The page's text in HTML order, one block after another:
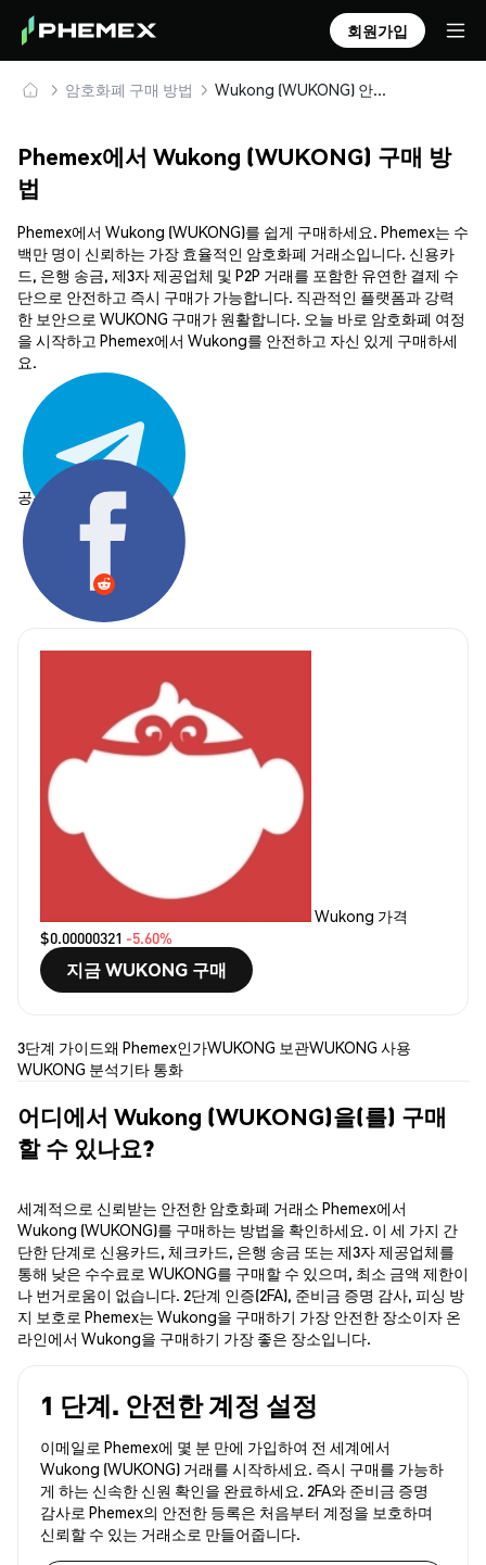
회원가입
암호화폐 구매 방법 Wukong (WUKONG) 안전하게 구매 및 보관
Phemex에서 Wukong (WUKONG) 구매 방
법
Phemex에서 Wukong (WUKONG)를 쉽게 구매하세요. Phemex는 수
백만 명이 신뢰하는 가장 효율적인 암호화폐 거래소입니다. 신용카
드, 은행 송금, 제3자 제공업체 및 P2P 거래를 포함한 유연한 결제 수
단으로 안전하고 즉시 구매가 가능합니다. 직관적인 플랫폼과 강력
한 보안으로 WUKONG 구매가 원활합니다. 오늘 바로 암호화폐 여정
을 시작하고 Phemex에서 Wukong를 안전하고 자신 있게 구매하세
요.
공유하기:
Wukong 가격
$0.00000321 -5.60%
지금 WUKONG 구매
3단계 가이드왜 Phemex인가WUKONG 보관WUKONG 사용
WUKONG 분석기타 통화
어디에서 Wukong (WUKONG)을(를) 구매
할 수 있나요?
세계적으로 신뢰받는 안전한 암호화폐 거래소 Phemex에서
Wukong (WUKONG)를 구매하는 방법을 확인하세요. 이 세 가지 간
단한 단계로 신용카드, 체크카드, 은행 송금 또는 제3자 제공업체를
통해 낮은 수수료로 WUKONG를 구매할 수 있으며, 최소 금액 제한이
나 번거로움이 없습니다. 2단계 인증(2FA), 준비금 증명 감사, 피싱 방
지 보호로 Phemex는 Wukong을 구매하기 가장 안전한 장소이자 온
라인에서 Wukong을 구매하기 가장 좋은 장소입니다.
1 단계. 안전한 계정 설정
이메일로 Phemex에 몇 분 만에 가입하여 전 세계에서
Wukong (WUKONG) 거래를 시작하세요. 즉시 구매를 가능하
게 하는 신속한 신원 확인을 완료하세요. 2FA와 준비금 증명
감사로 Phemex의 안전한 등록은 처음부터 계정을 보호하며
신뢰할 수 있는 거래소로 만들어줍니다.